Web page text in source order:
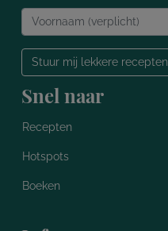
Stuur mij lekkere recepten
Snel naar
Recepten
Hotspots
Boeken